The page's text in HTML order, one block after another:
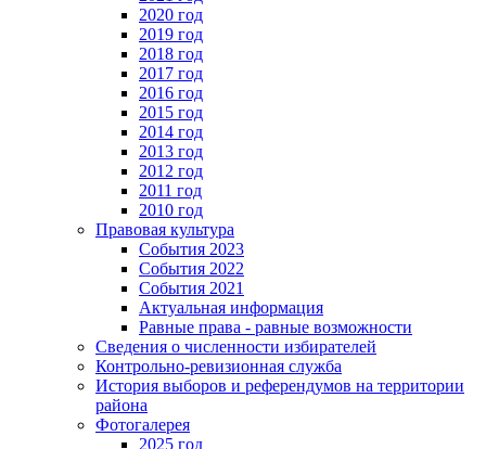
2020 год
2019 год
2018 год
2017 год
2016 год
2015 год
2014 год
2013 год
2012 год
2011 год
2010 год
Правовая культура
События 2023
События 2022
События 2021
Актуальная информация
Равные права - равные возможности
Сведения о численности избирателей
Контрольно-ревизионная служба
История выборов и референдумов на территории
района
Фотогалерея
2025 год